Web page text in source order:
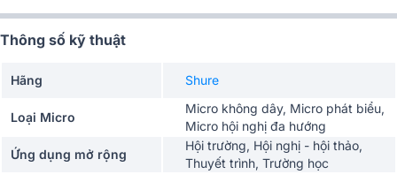
Thông số kỹ thuật
Hãng Shure
Loại Micro
Micro không dây, Micro phát biểu,
Micro hội nghị đa hướng
Ứng dụng mở rộng
Hội trường, Hội nghị - hội thảo,
Thuyết trình, Trường học